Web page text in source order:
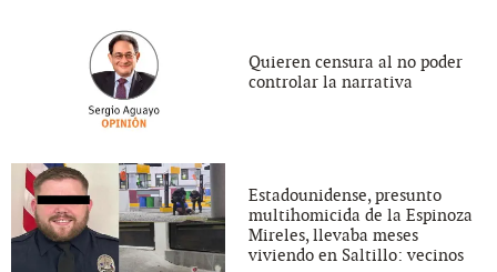
Quieren censura al no poder
controlar la narrativa
Estadounidense, presunto
multihomicida de la Espinoza
Mireles, llevaba meses
viviendo en Saltillo: vecinos